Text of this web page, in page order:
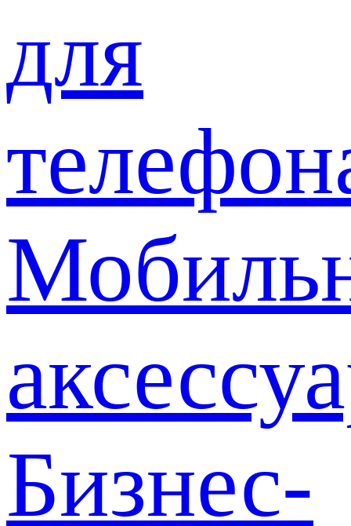
для
Бизнес-